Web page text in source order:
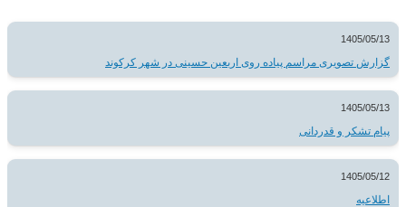
1405/05/13
گزارش تصویری مراسم پیاده روی اربعین حسینی در شهر کرکوند
1405/05/13
پیام تشکر و قدردانی
1405/05/12
اطلاعیه